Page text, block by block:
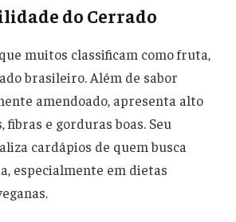
do Cerrado
muitos classificam como fruta,
brasileiro. Além de sabor
amendoado, apresenta alto
e gorduras boas. Seu
cardápios de quem busca
especialmente em dietas